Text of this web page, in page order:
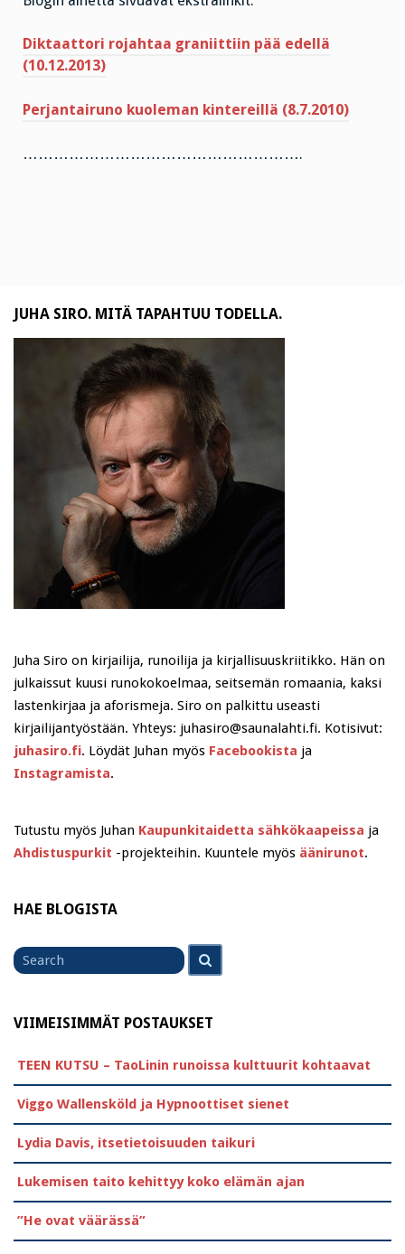
Diktaattori rojahtaa graniittiin pää edellä
(10.12.2013)
Perjantairuno kuoleman kintereillä (8.7.2010)
……………………………………………….
JUHA SIRO. MITÄ TAPAHTUU TODELLA.
Juha Siro on kirjailija, runoilija ja kirjallisuuskriitikko. Hän on
julkaissut kuusi runokokoelmaa, seitsemän romaania, kaksi
lastenkirjaa ja aforismeja. Siro on palkittu useasti
kirjailijantyöstään. Yhteys: juhasiro@saunalahti.fi. Kotisivut:
juhasiro.fi. Löydät Juhan myös Facebookista ja
Instagramista.
Tutustu myös Juhan Kaupunkitaidetta sähkökaapeissa ja
Ahdistuspurkit -projekteihin. Kuuntele myös äänirunot.
HAE BLOGISTA
Search
for
VIIMEISIMMÄT POSTAUKSET
TEEN KUTSU – TaoLinin runoissa kulttuurit kohtaavat
Viggo Wallensköld ja Hypnoottiset sienet
Lydia Davis, itsetietoisuuden taikuri
Lukemisen taito kehittyy koko elämän ajan
”He ovat väärässä”